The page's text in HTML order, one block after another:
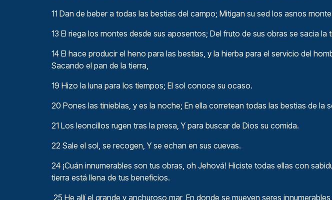
11 Dan de beber a todas las bestias del campo; Mitigan su sed los asnos
13 El riega los montes desde sus aposentos; Del fruto de sus obras se sacia la
14 El hace producir el heno para las bestias, y la hierba para el servicio del
Sacando el pan de la tierra,
19 Hizo la luna para los tiempos; El sol conoce su ocaso.
20 Pones las tinieblas, y es la noche; En ella corretean todas las bestias de la
21 Los leoncillos rugen tras la presa, Y para buscar de Dios su comida.
22 Sale el sol, se recogen, Y se echan en sus cuevas.
24 ¡Cuán innumerables son tus obras, oh Jehová! Hiciste todas ellas con
tierra está llena de tus beneficios.
25 He allí el grande y anchuroso mar, En donde se mueven seres